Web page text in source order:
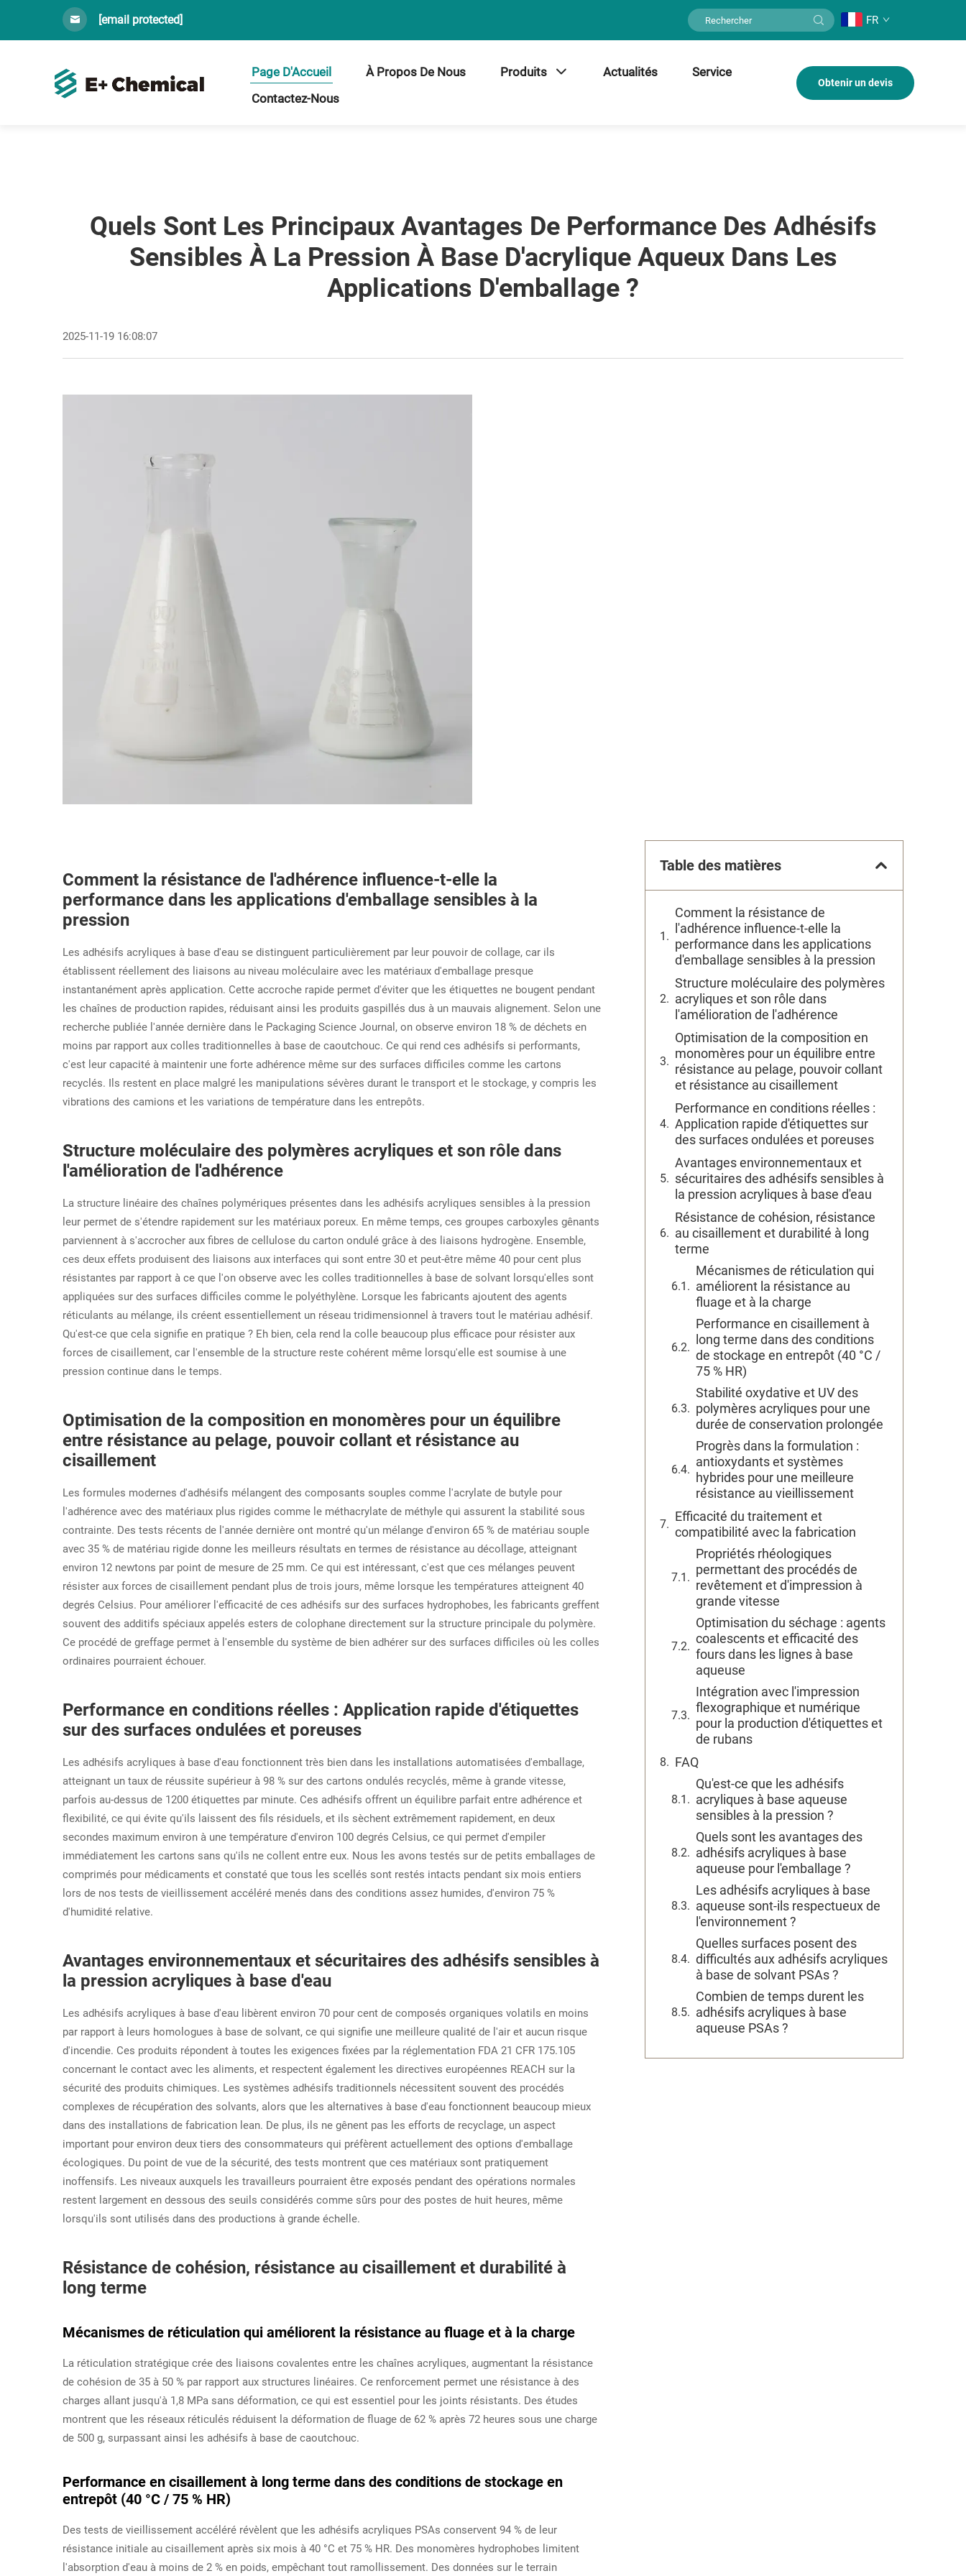
[email protected] FR
Page D'Accueil À Propos De Nous Produits Actualités
Service
Contactez-Nous
Obtenir un devis
Quels Sont Les Principaux Avantages De Performance Des Adhésifs
Sensibles À La Pression À Base D'acrylique Aqueux Dans Les
Applications D'emballage ?
2025-11-19 16:08:07
Comment la résistance de l'adhérence influence-t-elle la
performance dans les applications d'emballage sensibles à la
pression
Les adhésifs acryliques à base d'eau se distinguent particulièrement par leur pouvoir de collage, car ils
établissent réellement des liaisons au niveau moléculaire avec les matériaux d'emballage presque
instantanément après application. Cette accroche rapide permet d'éviter que les étiquettes ne bougent pendant
les chaînes de production rapides, réduisant ainsi les produits gaspillés dus à un mauvais alignement. Selon une
recherche publiée l'année dernière dans le Packaging Science Journal, on observe environ 18 % de déchets en
moins par rapport aux colles traditionnelles à base de caoutchouc. Ce qui rend ces adhésifs si performants,
c'est leur capacité à maintenir une forte adhérence même sur des surfaces difficiles comme les cartons
recyclés. Ils restent en place malgré les manipulations sévères durant le transport et le stockage, y compris les
vibrations des camions et les variations de température dans les entrepôts.
Structure moléculaire des polymères acryliques et son rôle dans
l'amélioration de l'adhérence
La structure linéaire des chaînes polymériques présentes dans les adhésifs acryliques sensibles à la pression
leur permet de s'étendre rapidement sur les matériaux poreux. En même temps, ces groupes carboxyles gênants
parviennent à s'accrocher aux fibres de cellulose du carton ondulé grâce à des liaisons hydrogène. Ensemble,
ces deux effets produisent des liaisons aux interfaces qui sont entre 30 et peut-être même 40 pour cent plus
résistantes par rapport à ce que l'on observe avec les colles traditionnelles à base de solvant lorsqu'elles sont
appliquées sur des surfaces difficiles comme le polyéthylène. Lorsque les fabricants ajoutent des agents
réticulants au mélange, ils créent essentiellement un réseau tridimensionnel à travers tout le matériau adhésif.
Qu'est-ce que cela signifie en pratique ? Eh bien, cela rend la colle beaucoup plus efficace pour résister aux
forces de cisaillement, car l'ensemble de la structure reste cohérent même lorsqu'elle est soumise à une
pression continue dans le temps.
Optimisation de la composition en monomères pour un équilibre
entre résistance au pelage, pouvoir collant et résistance au
cisaillement
Les formules modernes d'adhésifs mélangent des composants souples comme l'acrylate de butyle pour
l'adhérence avec des matériaux plus rigides comme le méthacrylate de méthyle qui assurent la stabilité sous
contrainte. Des tests récents de l'année dernière ont montré qu'un mélange d'environ 65 % de matériau souple
avec 35 % de matériau rigide donne les meilleurs résultats en termes de résistance au décollage, atteignant
environ 12 newtons par point de mesure de 25 mm. Ce qui est intéressant, c'est que ces mélanges peuvent
résister aux forces de cisaillement pendant plus de trois jours, même lorsque les températures atteignent 40
degrés Celsius. Pour améliorer l'efficacité de ces adhésifs sur des surfaces hydrophobes, les fabricants greffent
souvent des additifs spéciaux appelés esters de colophane directement sur la structure principale du polymère.
Ce procédé de greffage permet à l'ensemble du système de bien adhérer sur des surfaces difficiles où les colles
ordinaires pourraient échouer.
Performance en conditions réelles : Application rapide d'étiquettes
sur des surfaces ondulées et poreuses
Les adhésifs acryliques à base d'eau fonctionnent très bien dans les installations automatisées d'emballage,
atteignant un taux de réussite supérieur à 98 % sur des cartons ondulés recyclés, même à grande vitesse,
parfois au-dessus de 1200 étiquettes par minute. Ces adhésifs offrent un équilibre parfait entre adhérence et
flexibilité, ce qui évite qu'ils laissent des fils résiduels, et ils sèchent extrêmement rapidement, en deux
secondes maximum environ à une température d'environ 100 degrés Celsius, ce qui permet d'empiler
immédiatement les cartons sans qu'ils ne collent entre eux. Nous les avons testés sur de petits emballages de
comprimés pour médicaments et constaté que tous les scellés sont restés intacts pendant six mois entiers
lors de nos tests de vieillissement accéléré menés dans des conditions assez humides, d'environ 75 %
d'humidité relative.
Avantages environnementaux et sécuritaires des adhésifs sensibles à
la pression acryliques à base d'eau
Les adhésifs acryliques à base d'eau libèrent environ 70 pour cent de composés organiques volatils en moins
par rapport à leurs homologues à base de solvant, ce qui signifie une meilleure qualité de l'air et aucun risque
d'incendie. Ces produits répondent à toutes les exigences fixées par la réglementation FDA 21 CFR 175.105
concernant le contact avec les aliments, et respectent également les directives européennes REACH sur la
sécurité des produits chimiques. Les systèmes adhésifs traditionnels nécessitent souvent des procédés
complexes de récupération des solvants, alors que les alternatives à base d'eau fonctionnent beaucoup mieux
dans des installations de fabrication lean. De plus, ils ne gênent pas les efforts de recyclage, un aspect
important pour environ deux tiers des consommateurs qui préfèrent actuellement des options d'emballage
écologiques. Du point de vue de la sécurité, des tests montrent que ces matériaux sont pratiquement
inoffensifs. Les niveaux auxquels les travailleurs pourraient être exposés pendant des opérations normales
restent largement en dessous des seuils considérés comme sûrs pour des postes de huit heures, même
lorsqu'ils sont utilisés dans des productions à grande échelle.
Résistance de cohésion, résistance au cisaillement et durabilité à
long terme
Mécanismes de réticulation qui améliorent la résistance au fluage et à la charge
La réticulation stratégique crée des liaisons covalentes entre les chaînes acryliques, augmentant la résistance
de cohésion de 35 à 50 % par rapport aux structures linéaires. Ce renforcement permet une résistance à des
charges allant jusqu'à 1,8 MPa sans déformation, ce qui est essentiel pour les joints résistants. Des études
montrent que les réseaux réticulés réduisent la déformation de fluage de 62 % après 72 heures sous une charge
de 500 g, surpassant ainsi les adhésifs à base de caoutchouc.
Performance en cisaillement à long terme dans des conditions de stockage en
entrepôt (40 °C / 75 % HR)
Des tests de vieillissement accéléré révèlent que les adhésifs acryliques PSAs conservent 94 % de leur
résistance initiale au cisaillement après six mois à 40 °C et 75 % HR. Des monomères hydrophobes limitent
l'absorption d'eau à moins de 2 % en poids, empêchant tout ramollissement. Des données sur le terrain
Table des matières
Comment la résistance de
l'adhérence influence-t-elle la
performance dans les applications
d'emballage sensibles à la pression
Structure moléculaire des polymères
acryliques et son rôle dans
l'amélioration de l'adhérence
Optimisation de la composition en
monomères pour un équilibre entre
résistance au pelage, pouvoir collant
et résistance au cisaillement
Performance en conditions réelles :
Application rapide d'étiquettes sur
des surfaces ondulées et poreuses
Avantages environnementaux et
sécuritaires des adhésifs sensibles à
la pression acryliques à base d'eau
Résistance de cohésion, résistance
au cisaillement et durabilité à long
terme
Mécanismes de réticulation qui
améliorent la résistance au
fluage et à la charge
Performance en cisaillement à
long terme dans des conditions
de stockage en entrepôt (40 °C /
75 % HR)
Stabilité oxydative et UV des
polymères acryliques pour une
durée de conservation prolongée
Progrès dans la formulation :
antioxydants et systèmes
hybrides pour une meilleure
résistance au vieillissement
Efficacité du traitement et
compatibilité avec la fabrication
Propriétés rhéologiques
permettant des procédés de
revêtement et d'impression à
grande vitesse
Optimisation du séchage : agents
coalescents et efficacité des
fours dans les lignes à base
aqueuse
Intégration avec l'impression
flexographique et numérique
pour la production d'étiquettes et
de rubans
FAQ
Qu'est-ce que les adhésifs
acryliques à base aqueuse
sensibles à la pression ?
Quels sont les avantages des
adhésifs acryliques à base
aqueuse pour l'emballage ?
Les adhésifs acryliques à base
aqueuse sont-ils respectueux de
l'environnement ?
Quelles surfaces posent des
difficultés aux adhésifs acryliques
à base de solvant PSAs ?
Combien de temps durent les
adhésifs acryliques à base
aqueuse PSAs ?